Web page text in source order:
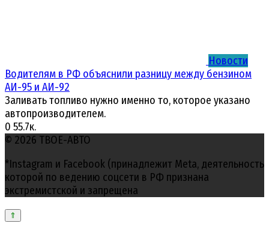
Новости
Водителям в РФ объяснили разницу между бензином
АИ-95 и АИ-92
Заливать топливо нужно именно то, которое указано
автопроизводителем.
0 55.7к.
© 2026 ТВОЕ-АВТО
*Instagram и Facebook (принадлежит Meta, деятельность
которой по ведению соцсети в РФ признана
экстремистской и запрещена